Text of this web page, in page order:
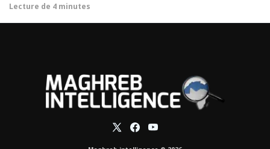
Lecture de 4 minutes